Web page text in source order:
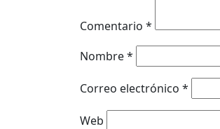
Comentario *
Nombre*
Correo electrónico *
Web